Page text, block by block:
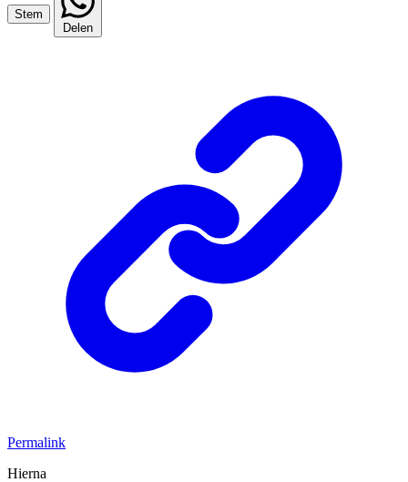
Stem
Delen
Permalink
Hierna